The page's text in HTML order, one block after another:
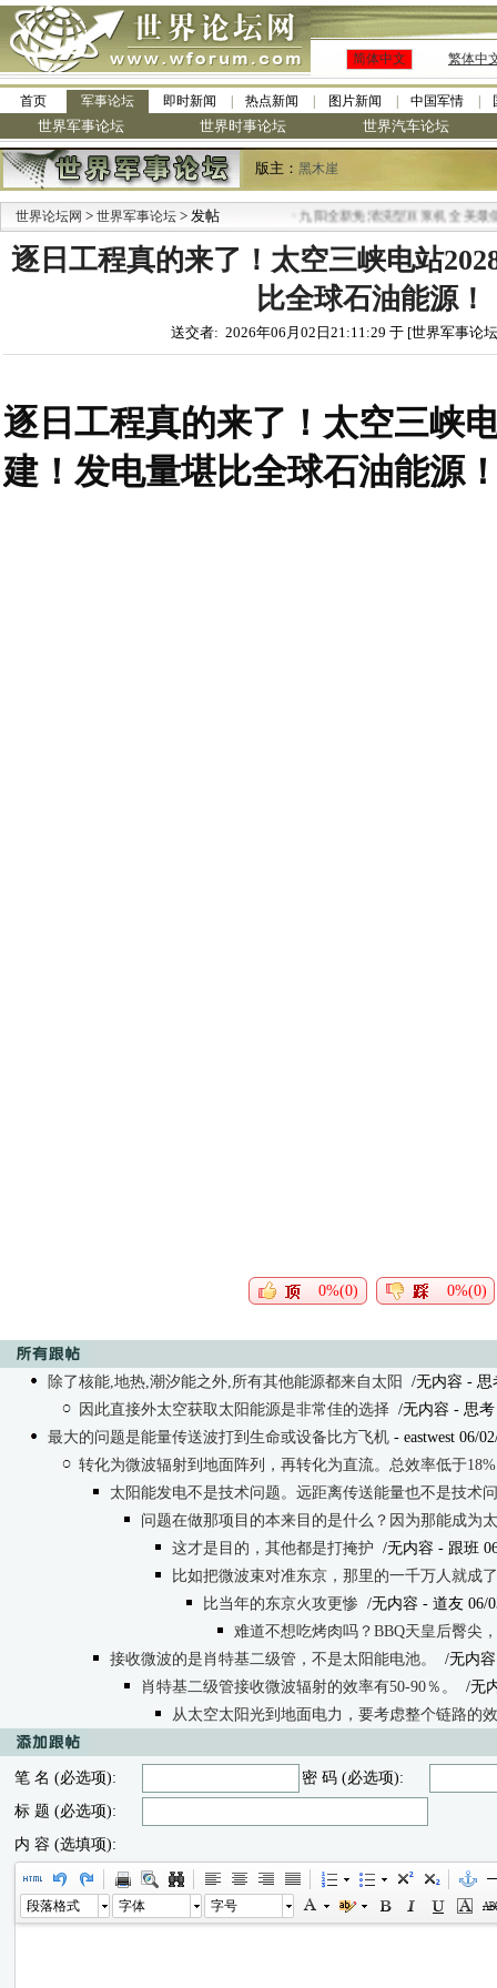
简体中文 繁体中
首页 军事论坛 即时新闻 热点新闻 图片新闻 中国军情
世界军事论坛 世界时事论坛 世界汽车论坛
版主： 黑木崖
世界论坛网 > 世界军事论坛 > 发帖 九阳全新免清洗型豆浆机 全美最低
逐日工程真的来了！太空三峡电站
比全球石油能源！
送交者: 2026年06月02日21:11:29 于 [世界军事论
逐日工程真的来了！太空三峡
建！发电量堪比全球石油能源
0%(0) 0%(0)
除了核能,地热,潮汐能之外,所有其他能源都来自太阳 /无内容 - 思
因此直接外太空获取太阳能源是非常佳的选择 /无内容 - 思考
最大的问题是能量传送波打到生命或设备比方飞机 - eastwest 06/
转化为微波辐射到地面阵列，再转化为直流。总效率低于
太阳能发电不是技术问题。远距离传送能量也不是技术
问题在做那项目的本来目的是什么？因为那能成为
这才是目的，其他都是打掩护 /无内容 - 跟班
比如把微波束对准东京，那里的一千万人就成
比当年的东京火攻更惨 /无内容 - 道友 06/
难道不想吃烤肉吗？BBQ天皇后臀尖
接收微波的是肖特基二级管，不是太阳能电池。
/无内容
肖特基二级管接收微波辐射的效率有50-90％。
/无
从太空太阳光到地面电力，要考虑整个链路的
笔 名 (必选项):
密 码 (必选项):
标 题 (必选项):
内 容 (选填项):
段落格式 字体 字号